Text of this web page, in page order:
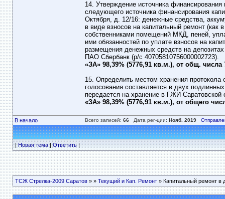
14. Утверждение источника
следующего источника финансирования
Октября, д. 12/16: денежные средства,
в виде взносов на капитальный ремонт (как
собственниками помещений МКД, пеней,
ими обязанностей по уплате взносов на
размещения денежных средств на
ПАО Сбербанк (р/с 40705810756000002723).
«ЗА» 98,39% (5776,91 кв.м.), от общ. числа
15. Определить местом хранения протокола
голосования составляется в двух
передается на хранение в ГЖИ Саратовской
«ЗА» 98,39% (5776,91 кв.м.), от общего
В начало Всего записей: 66Дата рег-ции: Нояб. 2019
|Новая тема|Ответить|
ТСЖ Стрелка-2009 Саратов» » Текущий и Кап. Ремонт» Капитальный ремонт в